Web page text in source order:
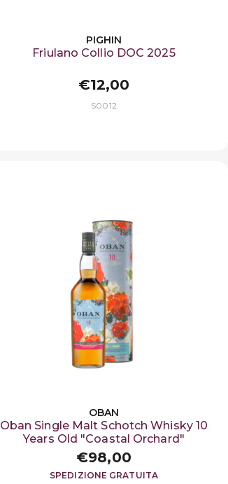
PIGHIN
Friulano Collio DOC 2025
€12,00
S0012
OBAN
Oban Single Malt Schotch Whisky 10
Years Old "Coastal Orchard"
€98,00
SPEDIZIONE GRATUITA